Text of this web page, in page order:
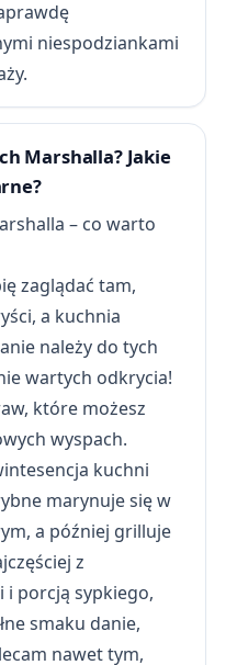
niespodziankami
Marshalla? Jakie
– co warto
zaglądać tam,
a kuchnia
należy do tych
wartych odkrycia!
które możesz
wyspach.
kuchni
marynuje się w
a później grilluje
z
porcją sypkiego,
smaku danie,
nawet tym,